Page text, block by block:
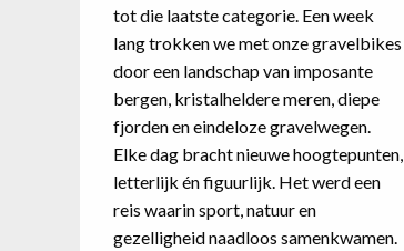
tot die laatste categorie. Een week
lang trokken we met onze gravelbikes
door een landschap van imposante
bergen, kristalheldere meren, diepe
fjorden en eindeloze gravelwegen.
Elke dag bracht nieuwe hoogtepunten,
letterlijk én figuurlijk. Het werd een
reis waarin sport, natuur en
gezelligheid naadloos samenkwamen.